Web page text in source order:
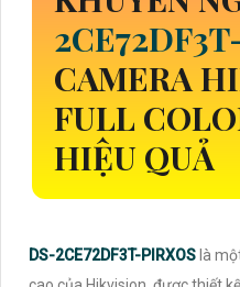
CAMERA
FULL
HIỆU QUẢ
DS-2CE72DF3T-PIRXOS là